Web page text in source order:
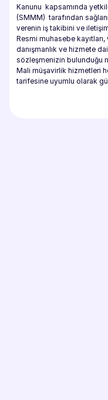
Kanunu  kapsamında
(SMMM)  tarafından
verenin iş takibini ve
Resmi muhasebe
danışmanlık ve hizmete
sözleşmenizin bulunduğu
Mali müşavirlik hizmetleri
tarifesine uyumlu olarak